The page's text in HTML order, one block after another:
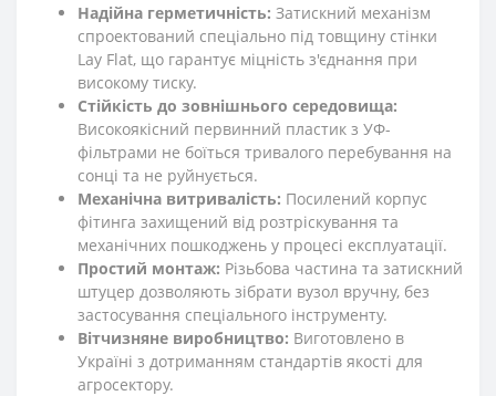
Надійна герметичність: Затискний механізм
спроектований спеціально під товщину стінки
Lay Flat, що гарантує міцність з'єднання при
високому тиску.
Стійкість до зовнішнього середовища:
Високоякісний первинний пластик з УФ-
фільтрами не боїться тривалого перебування на
сонці та не руйнується.
Механічна витривалість: Посилений корпус
фітинга захищений від розтріскування та
механічних пошкоджень у процесі експлуатації.
Простий монтаж: Різьбова частина та затискний
штуцер дозволяють зібрати вузол вручну, без
застосування спеціального інструменту.
Вітчизняне виробництво: Виготовлено в
Україні з дотриманням стандартів якості для
агросектору.